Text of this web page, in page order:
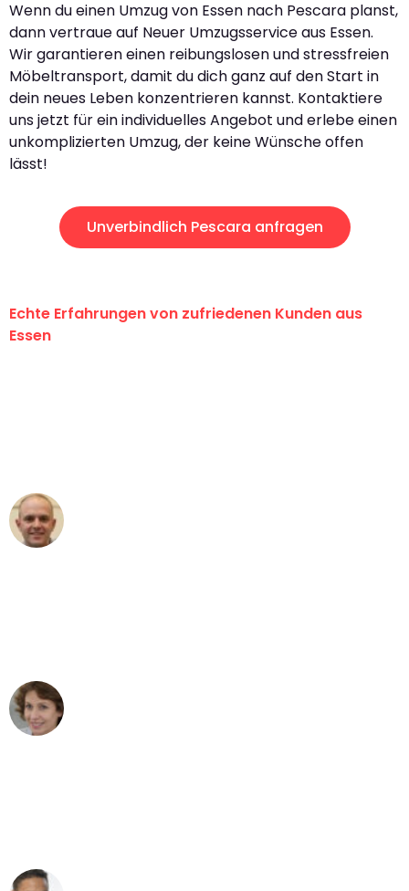
Wenn du einen Umzug von Essen nach Pescara planst,
dann vertraue auf Neuer Umzugsservice aus Essen.
Wir garantieren einen reibungslosen und stressfreien
Möbeltransport, damit du dich ganz auf den Start in
dein neues Leben konzentrieren kannst. Kontaktiere
uns jetzt für ein individuelles Angebot und erlebe einen
unkomplizierten Umzug, der keine Wünsche offen
lässt!
Unverbindlich Pescara anfragen
Echte Erfahrungen von zufriedenen Kunden aus
Essen